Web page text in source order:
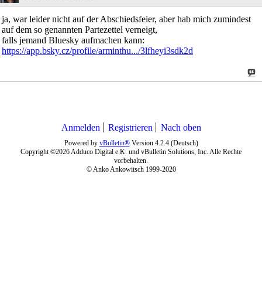
ja, war leider nicht auf der Abschiedsfeier, aber hab mich zumindest
auf dem so genannten Partezettel verneigt,
falls jemand Bluesky aufmachen kann:
https://app.bsky.cz/profile/arminthu.../3lfheyi3sdk2d
Anmelden Registrieren Nach oben
Powered by vBulletin®Version 4.2.4 (Deutsch)
Copyright ©2026 Adduco Digital e.K. und vBulletin Solutions, Inc. Alle Rechte
vorbehalten.
© Anko Ankowitsch 1999-2020